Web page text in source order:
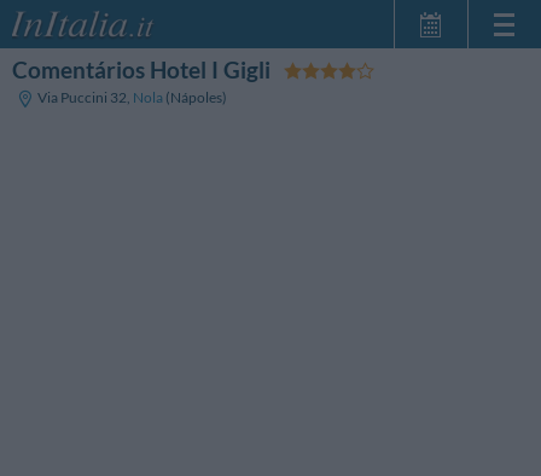
Home Page
Comentários Hotel I Gigli
Via Puccini 32, Nola (Nápoles)